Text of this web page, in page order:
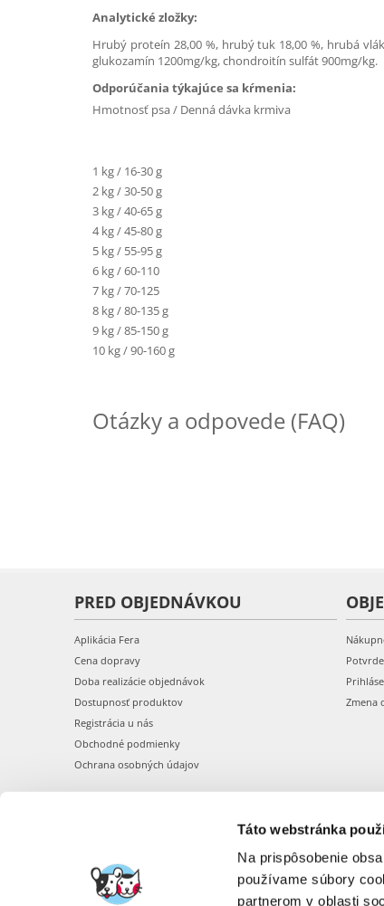
Táto webstránka
Na prispôsobenie
používame súbory
partnerom v oblasti
Analytické zložky:
Hrubý proteín 28,00 %, hrubý tuk 18,00 %, hrubá
glukozamín 1200mg/kg, chondroitín sulfát 900mg/kg.
Odporúčania týkajúce sa kŕmenia:
Hmotnosť psa / Denná dávka krmiva
1 kg / 16-30 g
2 kg / 30-50 g
3 kg / 40-65 g
4 kg / 45-80 g
5 kg / 55-95 g
6 kg / 60-110
7 kg / 70-125
8 kg / 80-135 g
9 kg / 85-150 g
10 kg / 90-160 g
Otázky a odpovede (FAQ)
PRED OBJEDNÁVKOU
Aplikácia Fera
Cena dopravy
Doba realizácie objednávok
Dostupnosť produktov
Registrácia u nás
Obchodné podmienky
Ochrana osobných údajov
Zmena